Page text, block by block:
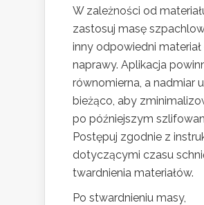
W zależności od
zastosuj masę
inny odpowiedni materiał
naprawy. Aplikacja
równomierna, a nadmiar
bieżąco, aby
po późniejszym
Postępuj zgodnie z
dotyczącymi czasu
twardnienia materiałów.
Po stwardnieniu masy,